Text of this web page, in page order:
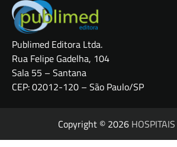
Publimed Editora Ltda.
Rua Felipe Gadelha, 104
Sala 55 – Santana
CEP: 02012-120 – São Paulo/SP
Copyright © 2026